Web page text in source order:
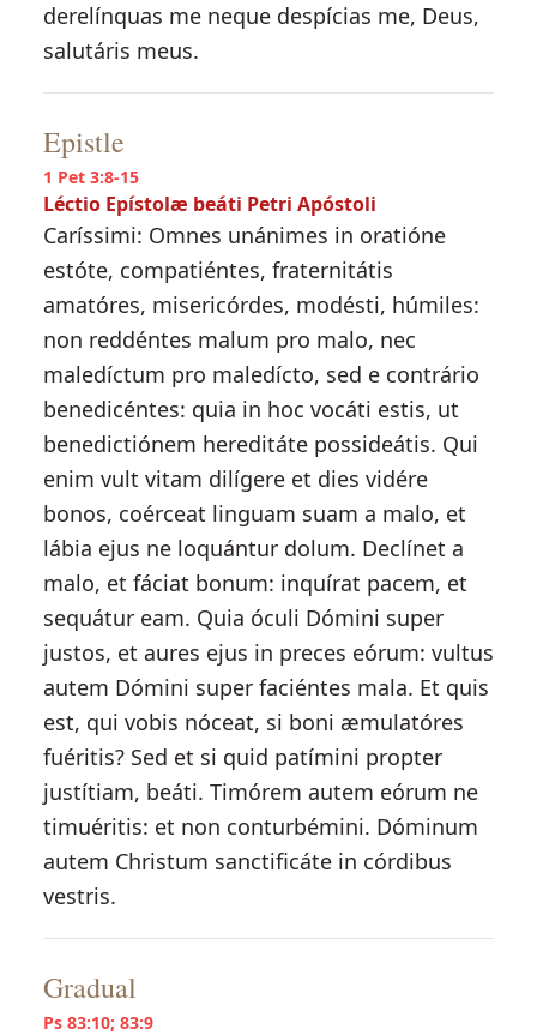
derelínquas me neque despícias me, Deus,
salutáris meus.
Epistle
1 Pet 3:8-15
Léctio Epístolæ beáti Petri Apóstoli
Caríssimi: Omnes unánimes in oratióne
estóte, compatiéntes, fraternitátis
amatóres, misericórdes, modésti, húmiles:
non reddéntes malum pro malo, nec
maledíctum pro maledícto, sed e contrário
benedicéntes: quia in hoc vocáti estis, ut
benedictiónem hereditáte possideátis. Qui
enim vult vitam dilígere et dies vidére
bonos, coérceat linguam suam a malo, et
lábia ejus ne loquántur dolum. Declínet a
malo, et fáciat bonum: inquírat pacem, et
sequátur eam. Quia óculi Dómini super
justos, et aures ejus in preces eórum: vultus
autem Dómini super faciéntes mala. Et quis
est, qui vobis nóceat, si boni æmulatóres
fuéritis? Sed et si quid patímini propter
justítiam, beáti. Timórem autem eórum ne
timuéritis: et non conturbémini. Dóminum
autem Christum sanctificáte in córdibus
vestris.
Gradual
Ps 83:10; 83:9